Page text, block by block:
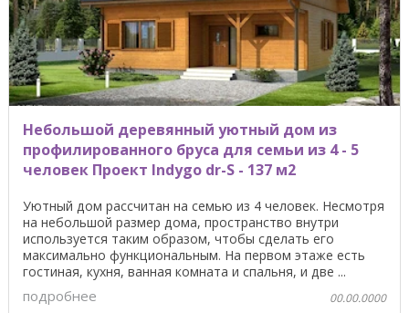
Небольшой деревянный уютный дом из
профилированного бруса для семьи из 4 - 5
человек Проект Indygo dr-S - 137 м2
Уютный дом рассчитан на семью из 4 человек. Несмотря
на небольшой размер дома, пространство внутри
используется таким образом, чтобы сделать его
максимально функциональным. На первом этаже есть
гостиная, кухня, ванная комната и спальня, и две ...
подробнее 00.00.0000